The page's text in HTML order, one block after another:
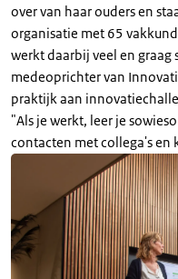
over van haar ouders en
organisatie met 65
werkt daarbij veel en graag
medeoprichter van
praktijk aan
"Als je werkt, leer je
contacten met collega's en